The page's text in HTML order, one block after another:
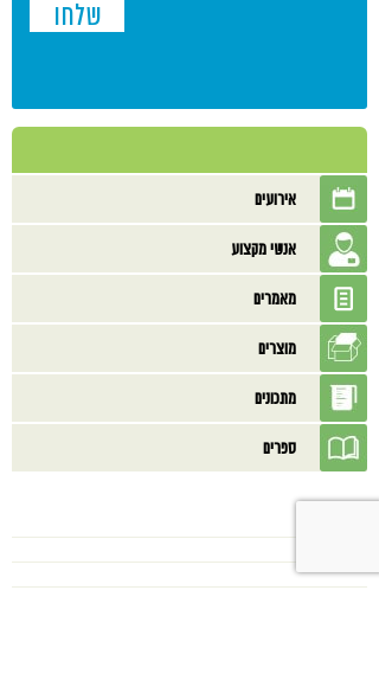
אירועים
אנשי מקצוע
מאמרים
מוצרים
מתכונים
ספרים